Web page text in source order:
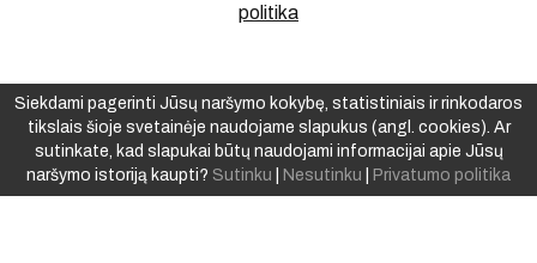
politika
Siekdami pagerinti Jūsų naršymo kokybę, statistiniais ir rinkodaros
tikslais šioje svetainėje naudojame slapukus (angl. cookies). Ar
sutinkate, kad slapukai būtų naudojami informacijai apie Jūsų
naršymo istoriją kaupti? Sutinku Nesutinku Privatumo politika